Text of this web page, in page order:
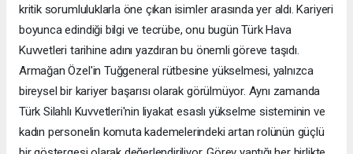
kritik sorumluluklarla öne çıkan isimler arasında yer aldı. Kariyeri
boyunca edindiği bilgi ve tecrübe, onu bugün Türk Hava
Kuvvetleri tarihine adını yazdıran bu önemli göreve taşıdı.
Armağan Özel'in Tuğgeneral rütbesine yükselmesi, yalnızca
bireysel bir kariyer başarısı olarak görülmüyor. Aynı zamanda
Türk Silahlı Kuvvetleri'nin liyakat esaslı yükselme sisteminin ve
kadın personelin komuta kademelerindeki artan rolünün güçlü